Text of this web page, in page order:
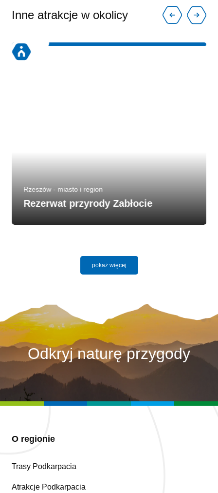
Inne atrakcje w okolicy
Rzeszów - miasto i region
Rezerwat przyrody Zabłocie
pokaż więcej
Odkryj naturę przygody
O regionie
Trasy Podkarpacia
Atrakcje Podkarpacia